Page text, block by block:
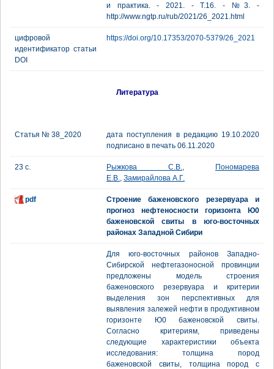
и практика. - 2021. - Т.16. - №3. -
http://www.ngtp.ru/rub/2021/26_2021.html
цифровой
идентификатор статьи
DOI
https://doi.org/10.17353/2070-5379/26_2021
Литература
Статья № 38_2020
дата поступления в редакцию 19.10.2020
подписано в печать 06.11.2020
23 с. Рыжкова С.В.,
Пономарева
Е.В., Замирайлова А.Г.
pdf
Строение баженовского резервуара и
прогноз нефтеносности горизонта Ю0
баженовской свиты в юго-восточных
районах Западной Сибири
Для юго-восточных районов Западно-
Сибирской нефтегазоносной провинции
предложены модель строения
баженовского резервуара и критерии
выделения зон перспективных для
выявления залежей нефти в продуктивном
горизонте Ю0 баженовской свиты.
Согласно критериям, приведены
следующие характеристики объекта
исследования: толщина пород
баженовской свиты, толщина пород с